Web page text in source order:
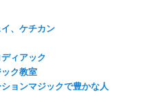
、ケチカン
ィアック
ク教室
ンマジックで豊かな人